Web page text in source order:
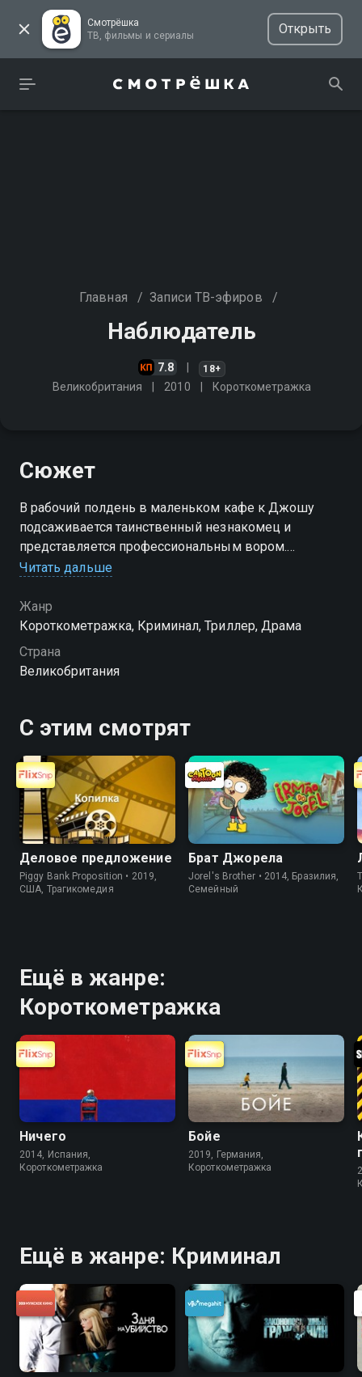
Смотрёшка
ТВ, фильмы и сериалы
Открыть
Главная / Записи ТВ-эфиров /
Наблюдатель
7.8 18+
Великобритания 2010 Короткометражка
Сюжет
В рабочий полдень в маленьком кафе к Джошу
подсаживается таинственный незнакомец и
представляется профессиональным вором.
Убедительные речи и обаяние постепенно
рискованную авантюру
Читать дальше
Жанр
Короткометражка, Криминал, Триллер, Драма
Страна
Великобритания
С этим смотрят
Деловое предложение
Piggy Bank Proposition • 2019,
США, Трагикомедия
Брат Джорела
Jorel's Brother • 2014, Бразилия,
Cемейный
Ещё в жанре:
Короткометражка
Ничего
2014, Испания,
Короткометражка
Бойе
2019, Германия,
Короткометражка
Ещё в жанре: Криминал